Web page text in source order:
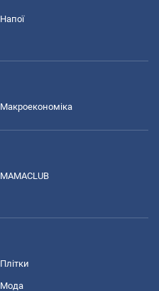
Напої
Макроекономіка
MAMACLUB
Плітки
Мода